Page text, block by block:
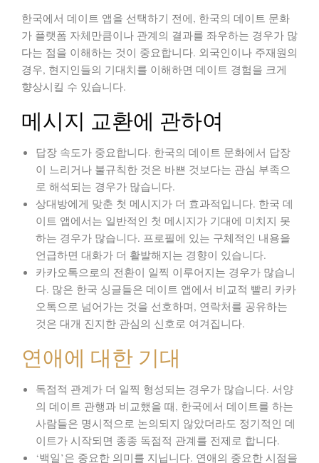
한국에서 데이트 앱을 선택하기 전에, 한국의 데이트 문화
가 플랫폼 자체만큼이나 관계의 결과를 좌우하는 경우가 많
다는 점을 이해하는 것이 중요합니다. 외국인이나 주재원의
경우, 현지인들의 기대치를 이해하면 데이트 경험을 크게
향상시킬 수 있습니다.
메시지 교환에 관하여
답장 속도가 중요합니다. 한국의 데이트 문화에서 답장
이 느리거나 불규칙한 것은 바쁜 것보다는 관심 부족으
로 해석되는 경우가 많습니다.
상대방에게 맞춘 첫 메시지가 더 효과적입니다. 한국 데
이트 앱에서는 일반적인 첫 메시지가 기대에 미치지 못
하는 경우가 많습니다. 프로필에 있는 구체적인 내용을
언급하면 대화가 더 활발해지는 경향이 있습니다.
카카오톡으로의 전환이 일찍 이루어지는 경우가 많습니
다. 많은 한국 싱글들은 데이트 앱에서 비교적 빨리 카카
오톡으로 넘어가는 것을 선호하며, 연락처를 공유하는
것은 대개 진지한 관심의 신호로 여겨집니다.
연애에 대한 기대
독점적 관계가 더 일찍 형성되는 경우가 많습니다. 서양
의 데이트 관행과 비교했을 때, 한국에서 데이트를 하는
사람들은 명시적으로 논의되지 않았더라도 정기적인 데
이트가 시작되면 종종 독점적 관계를 전제로 합니다.
‘백일’은 중요한 의미를 지닙니다. 연애의 중요한 시점을